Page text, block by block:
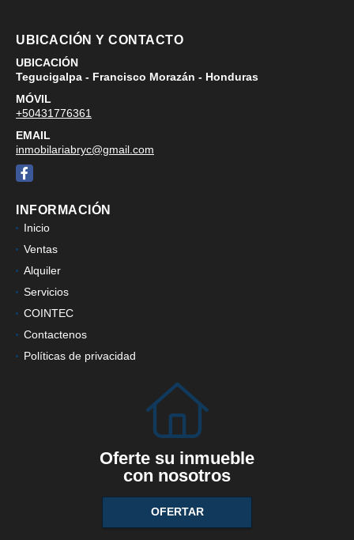
UBICACIÓN Y CONTACTO
UBICACIÓN
Tegucigalpa - Francisco Morazán - Honduras
MÓVIL
+50431776361
EMAIL
inmobilariabryc@gmail.com
Facebook
INFORMACIÓN
Inicio
Ventas
Alquiler
Servicios
COINTEC
Contactenos
Políticas de privacidad
Oferte su inmueble
con nosotros
OFERTAR